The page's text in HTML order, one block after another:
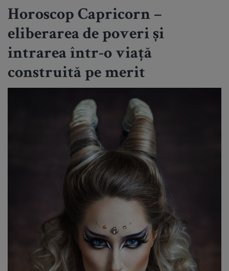
Horoscop Capricorn –
eliberarea de poveri și
intrarea într-o viață
construită pe merit